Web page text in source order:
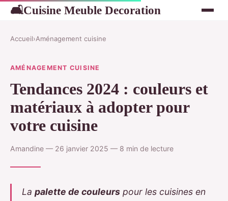
🛋Cuisine Meuble Decoration
Accueil›Aménagement cuisine
AMÉNAGEMENT CUISINE
Tendances 2024 : couleurs et
matériaux à adopter pour
votre cuisine
Amandine — 26 janvier 2025 — 8 min de lecture
La palette de couleurs pour les cuisines en